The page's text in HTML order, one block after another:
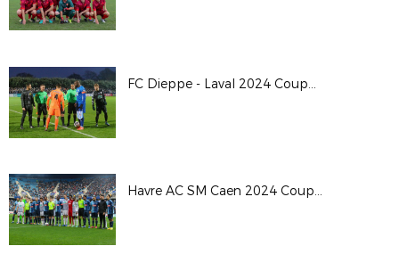
FC Dieppe - Laval 2024 Coupe de France
Havre AC SM Caen 2024 Coupe de France